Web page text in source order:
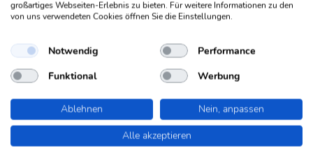
durchführen möchtest und eine automatische
Exakte Suche:
Hier werden nur Treffer angezeigt, die genau der von
Option ignoriert Teilübereinstimmungen und
berücksichtigt nur exakte Wortformen. Verwende
diesen Modus, wenn du ganz sicher wissen möchtest,
großartiges Webseiten-Erlebnis zu bieten. Für weitere Informationen zu den
von uns verwendeten Cookies öffnen Sie die Einstellungen.
Notwendig
Performance
Funktional
Werbung
Ablehnen
Nein, anpassen
Alle akzeptieren